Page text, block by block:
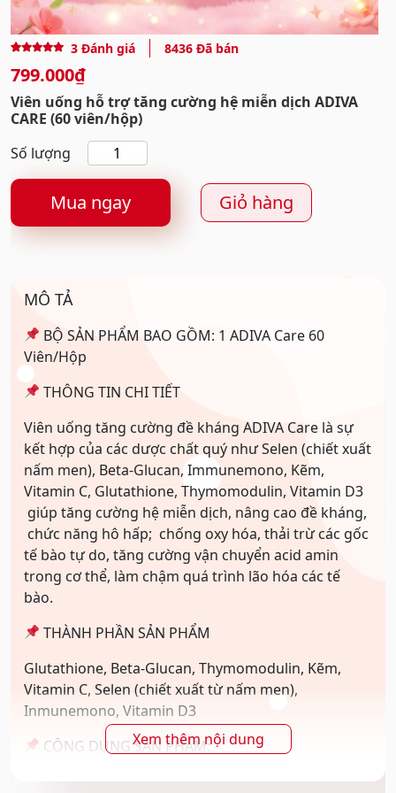
Viên uống hỗ trợ tăng cường hệ miễn dịch ADIVA
CARE (60 viên/hộp)
dựa trên
3Đánh giá 8436 Đã bán
799.000₫
Viên
uống
trợ
tăng
ADIVA
(60
số
lượng
Mua ngay Giỏ hàng
MÔ TẢ
BỘ SẢN PHẨM BAO GỒM: 1 ADIVA Care 60
Viên/Hộp
THÔNG TIN CHI TIẾT
Viên uống tăng cường đề kháng ADIVA Care là sự
kết hợp của các dược chất quý như Selen (chiết xuất
nấm men), Beta-Glucan, Immunemono, Kẽm,
Vitamin C, Glutathione, Thymomodulin, Vitamin D3
giúp tăng cường hệ miễn dịch, nâng cao đề kháng,
chức năng hô hấp; chống oxy hóa, thải trừ các gốc
tế bào tự do, tăng cường vận chuyển acid amin
trong cơ thể, làm chậm quá trình lão hóa các tế
bào.
THÀNH PHẦN SẢN PHẨM
Glutathione, Beta-Glucan, Thymomodulin, Kẽm,
Vitamin C, Selen (chiết xuất từ nấm men),
Inmunemono, Vitamin D3
CÔNG DỤNG SẢN PHẨM:
* Hỗ trợ tăng cường sức khỏe.
Xem thêm nội dung